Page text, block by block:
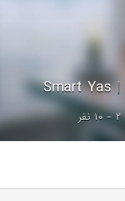
|
Smart Yas
۲ - ۱۰ نفر